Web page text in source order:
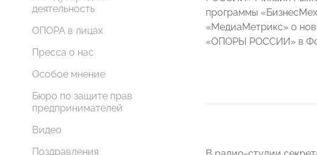
деятельность
ОПОРА в лицах
Пресса о нас
Особое мнение
Бюро по защите прав
предпринимателей
Видео
Поздравления
программы
«МедиаМетрикс» о
«ОПОРЫ РОССИИ» в